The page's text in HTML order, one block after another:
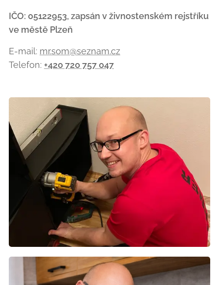
IČO: 05122953, zapsán v živnostenském rejstříku
ve městě Plzeň
E-mail: mr.som@seznam.cz
Telefon: +420 720 757 047